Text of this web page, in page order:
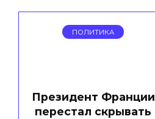
ПОЛИТИКА
Президент Франции
перестал скрывать